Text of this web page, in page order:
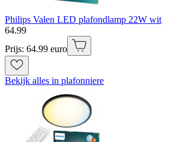
Philips Valen LED plafondlamp 22W wit
64.99
Prijs: 64.99 euro
Bekijk alles in plafonniere